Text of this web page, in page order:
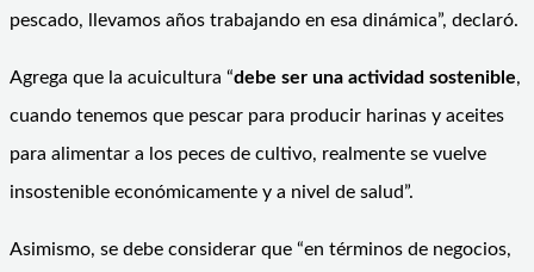
pescado, llevamos años trabajando en esa dinámica”, declaró.
Agrega que la acuicultura “debe ser una actividad sostenible,
cuando tenemos que pescar para producir harinas y aceites
para alimentar a los peces de cultivo, realmente se vuelve
insostenible económicamente y a nivel de salud”.
Asimismo, se debe considerar que “en términos de negocios,